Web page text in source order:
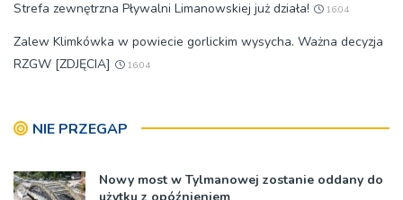
Strefa zewnętrzna Pływalni Limanowskiej już działa! 16:04
Zalew Klimkówka w powiecie gorlickim wysycha. Ważna decyzja
RZGW [ZDJĘCIA]
16:04
NIE PRZEGAP
Nowy most w Tylmanowej zostanie oddany do